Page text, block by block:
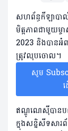
សហព័ន្ធ​កីឡាបា
មិត្ត​ភាព​ជាមួយ​ម្
2023​ និង​បាន​អំព
ត្រូវ​លុបចោល​។
សូម
ឥណ្ឌូណេស៊ី​បាន​ប
ក្នុង​សន្និសីទ​សា